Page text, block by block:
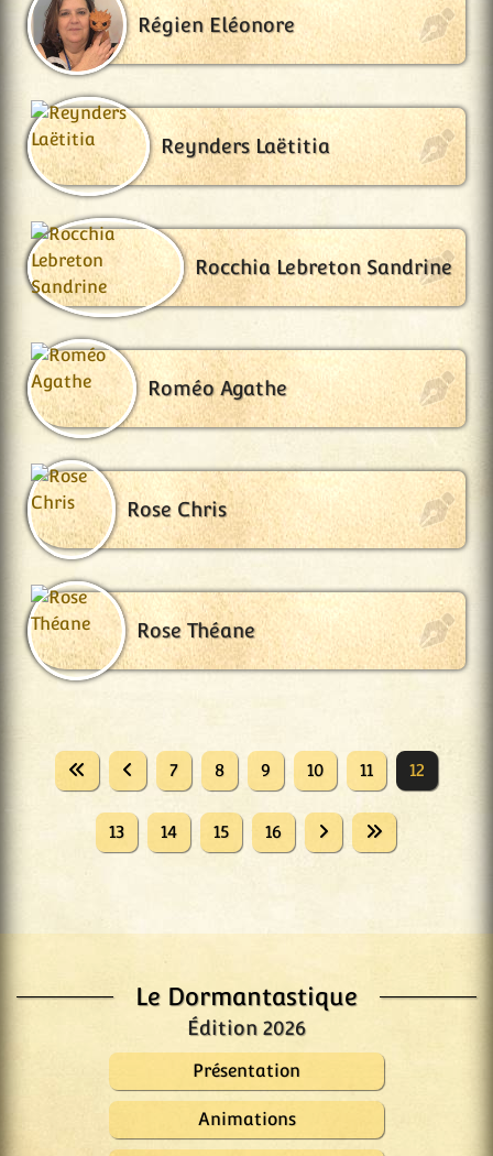
Le Dormantastique
Édition 2026
Présentation
Animations
Régien Eléonore
Reynders Laëtitia
Rocchia Lebreton Sandrine
Roméo Agathe
Rose Chris
Rose Théane
7 8 9 10 11 12
13 14 15 16